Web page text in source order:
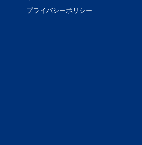
プライバシーポリシー